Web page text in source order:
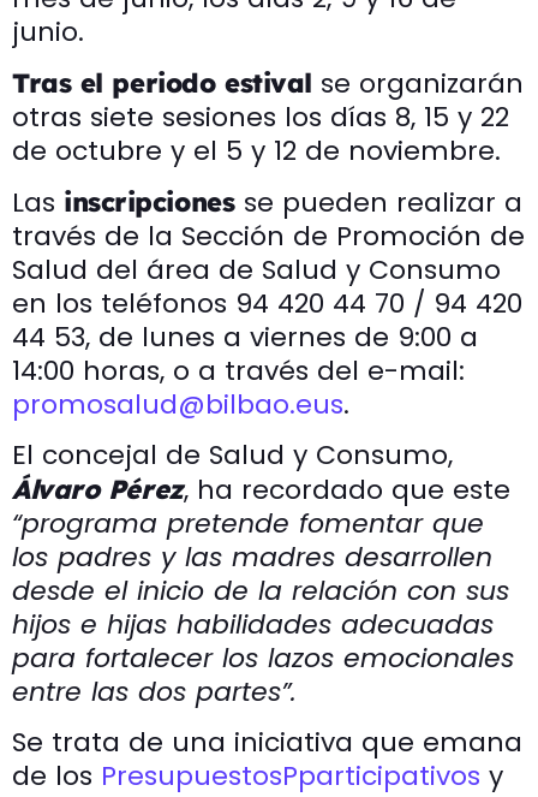
junio.
Tras el periodo estival se organizarán
otras siete sesiones los días 8, 15 y 22
de octubre y el 5 y 12 de noviembre.
Las inscripciones se pueden realizar a
través de la Sección de Promoción de
Salud del área de Salud y Consumo
en los teléfonos 94 420 44 70 / 94 420
44 53, de lunes a viernes de 9:00 a
14:00 horas, o a través del e-mail:
promosalud@bilbao.eus.
El concejal de Salud y Consumo,
Álvaro Pérez, ha recordado que este
“programa pretende fomentar que
los padres y las madres desarrollen
desde el inicio de la relación con sus
hijos e hijas habilidades adecuadas
para fortalecer los lazos emocionales
entre las dos partes”.
Se trata de una iniciativa que emana
de los PresupuestosPparticipativos y